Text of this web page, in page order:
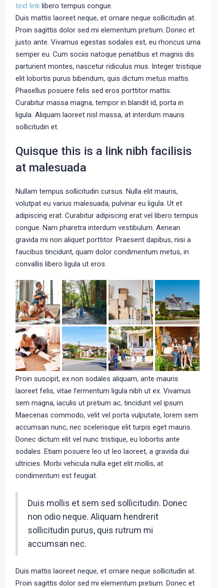
text link libero tempus congue.
Duis mattis laoreet neque, et ornare neque sollicitudin at.
Proin sagittis dolor sed mi elementum pretium. Donec et
justo ante. Vivamus egestas sodales est, eu rhoncus urna
semper eu. Cum sociis natoque penatibus et magnis dis
parturient montes, nascetur ridiculus mus. Integer tristique
elit lobortis purus bibendum, quis dictum metus mattis.
Phasellus posuere felis sed eros porttitor mattis.
Curabitur massa magna, tempor in blandit id, porta in
ligula. Aliquam laoreet nisl massa, at interdum mauris
sollicitudin et.
Quisque this is a link nibh facilisis
at malesuada
Nullam tempus sollicitudin cursus. Nulla elit mauris,
volutpat eu varius malesuada, pulvinar eu ligula. Ut et
adipiscing erat. Curabitur adipiscing erat vel libero tempus
congue. Nam pharetra interdum vestibulum. Aenean
gravida mi non aliquet porttitor. Praesent dapibus, nisi a
faucibus tincidunt, quam dolor condimentum metus, in
convallis libero ligula ut eros.
Proin suscipit, ex non sodales aliquam, ante mauris
laoreet felis, vitae fermentum ligula nibh ut ex. Vivamus
sem magna, iaculis ut pretium ac, tincidunt vel ipsum.
Maecenas commodo, velit vel porta vulputate, lorem sem
accumsan nunc, nec scelerisque elit turpis eget mauris.
Donec dictum elit vel nunc tristique, eu lobortis ante
sodales. Etiam posuere leo ut leo laoreet, a gravida dui
ultricies. Morbi vehicula nulla eget elit mollis, at
condimentum est feugiat.
Duis mollis et sem sed sollicitudin. Donec
non odio neque. Aliquam hendrerit
sollicitudin purus, quis rutrum mi
accumsan nec.
Duis mattis laoreet neque, et ornare neque sollicitudin at.
Proin sagittis dolor sed mi elementum pretium. Donec et